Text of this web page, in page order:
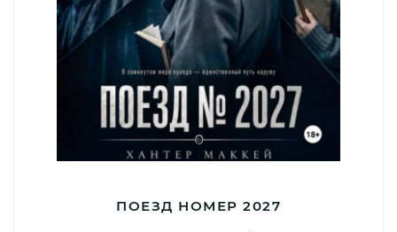
ПОЕЗД НОМЕР 2027